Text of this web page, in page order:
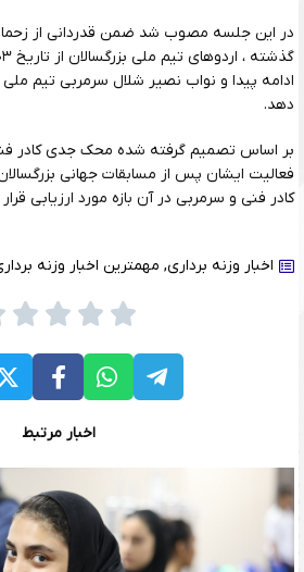
در این جلسه مصوب شد ضمن قدردانی از
ادامه پیدا و نواب نصیر شلال سرمربی تیم ملی
دهد.
بر اساس تصمیم گرفته شده محک جدی کادر
کادر فنی و سرمربی در آن بازه مورد ارزیابی
اخبار وزنه برداری, مهمترین اخبار وزنه
اخبار مرتبط